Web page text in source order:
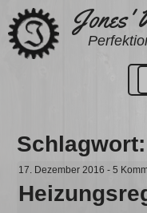
Zum
Inhalt
springen
Jones'
Schlagwort:
17. Dezember 2016 -5